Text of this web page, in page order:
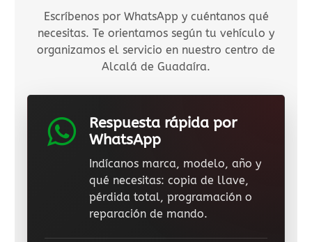
Escríbenos por WhatsApp y cuéntanos qué
necesitas. Te orientamos según tu vehículo y
organizamos el servicio en nuestro centro de
Alcalá de Guadaíra.
Respuesta rápida por
WhatsApp
Indícanos marca, modelo, año y
qué necesitas: copia de llave,
pérdida total, programación o
reparación de mando.